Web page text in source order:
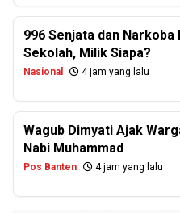
996 Senjata dan Narkoba
Sekolah, Milik Siapa?
Nasional 4 jam yang lalu
Wagub Dimyati Ajak
Nabi Muhammad
Pos Banten 4 jam yang lalu